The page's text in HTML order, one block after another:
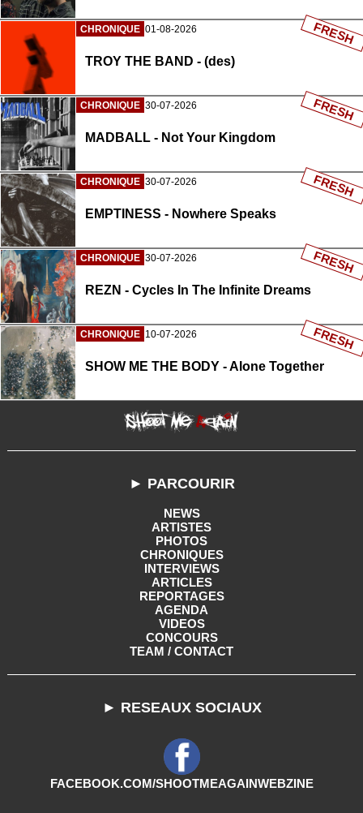
CHRONIQUE 01-08-2026
TROY THE BAND - (des)
FRESH
CHRONIQUE 30-07-2026
MADBALL - Not Your Kingdom
FRESH
CHRONIQUE 30-07-2026
EMPTINESS - Nowhere Speaks
FRESH
CHRONIQUE 30-07-2026
REZN - Cycles In The Infinite Dreams
FRESH
CHRONIQUE 10-07-2026
SHOW ME THE BODY - Alone Together
FRESH
► PARCOURIR
NEWS
ARTISTES
PHOTOS
CHRONIQUES
INTERVIEWS
ARTICLES
REPORTAGES
AGENDA
VIDEOS
CONCOURS
TEAM / CONTACT
► RESEAUX SOCIAUX
FACEBOOK.COM/SHOOTMEAGAINWEBZINE